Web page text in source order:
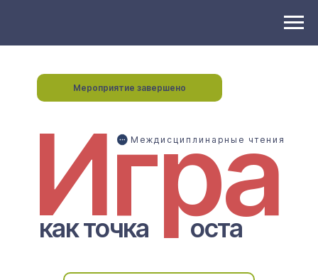
Игра
как точка оста
Междисциплинарные чтения
Мероприятие завершено